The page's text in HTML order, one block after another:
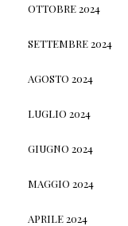
OTTOBRE 2024
SETTEMBRE 2024
AGOSTO 2024
LUGLIO 2024
GIUGNO 2024
MAGGIO 2024
APRILE 2024